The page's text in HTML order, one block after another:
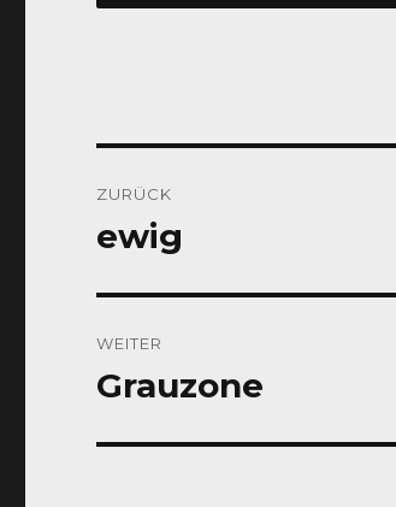
ZURÜCK
Vorheriger
ewig
WEITER
Nächster
Grauzone